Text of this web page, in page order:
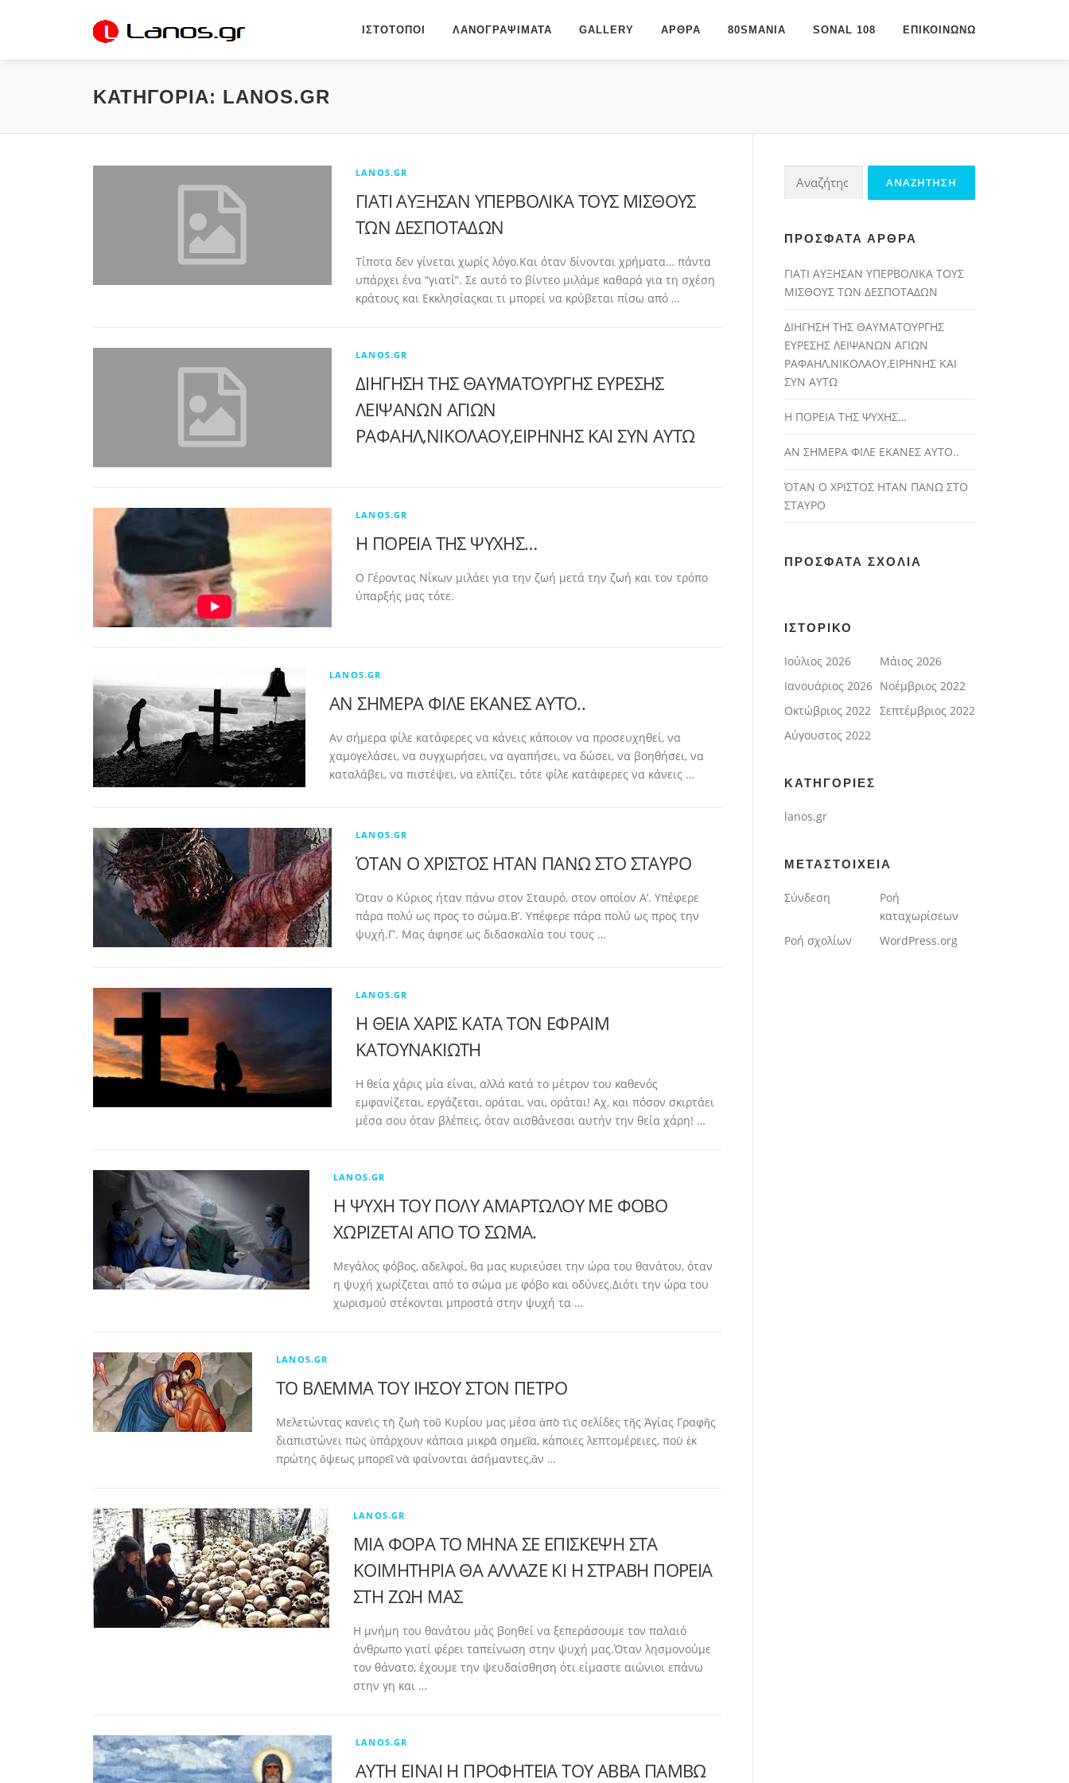
ΙΣΤΟΤΟΠΟΙ ΛΑΝΟΓΡΑΨΙΜΑΤΑ GALLERY ΑΡΘΡΑ 80SMANIA SONAL 108 ΕΠΙΚΟΙΝΩΝΩ
ΚΑΤΗΓΟΡΊΑ: LANOS.GR
LANOS.GR
ΓΙΑΤΙ ΑΥΞΗΣΑΝ ΥΠΕΡΒΟΛΙΚΑ ΤΟΥΣ ΜΙΣΘΟΥΣ
ΤΩΝ ΔΕΣΠΟΤΑΔΩΝ
Τίποτα δεν γίνεται χωρίς λόγο.Και όταν δίνονται χρήματα… πάντα
υπάρχει ένα “γιατί”. Σε αυτό το βίντεο μιλάμε καθαρά για τη σχέση
κράτους και Εκκλησίαςκαι τι μπορεί να κρύβεται πίσω από …
LANOS.GR
ΔΙΗΓΗΣΗ ΤΗΣ ΘΑΥΜΑΤΟΥΡΓΗΣ ΕΥΡΕΣΗΣ
ΛΕΙΨΑΝΩΝ ΑΓΙΩΝ
ΡΑΦΑΗΛ,ΝΙΚΟΛΑΟΥ,ΕΙΡΗΝΗΣ ΚΑΙ ΣΥΝ ΑΥΤΩ
LANOS.GR
Η ΠΟΡΕΙΑ ΤΗΣ ΨΥΧΗΣ…
Ο Γέροντας Νίκων μιλάει για την ζωή μετά την ζωή και τον τρόπο
ύπαρξής μας τότε.
LANOS.GR
ΑΝ ΣΗΜΕΡΑ ΦΙΛΕ ΕΚΑΝΕΣ ΑΥΤΟ..
Αν σήμερα φίλε κατάφερες να κάνεις κάποιον να προσευχηθεί, να
χαμογελάσει, να συγχωρήσει, να αγαπήσει, να δώσει, να βοηθήσει, να
καταλάβει, να πιστέψει, να ελπίζει, τότε φίλε κατάφερες να κάνεις …
LANOS.GR
ΌΤΑΝ Ο ΧΡΙΣΤΟΣ ΗΤΑΝ ΠΑΝΩ ΣΤΟ ΣΤΑΥΡΟ
Όταν ο Κύριος ήταν πάνω στον Σταυρό, στον οποίον Α’. Υπέφερε
πάρα πολύ ως προς το σώμα.Β’. Υπέφερε πάρα πολύ ως προς την
ψυχή.Γ’. Μας άφησε ως διδασκαλία του τους …
LANOS.GR
Η ΘΕΙΑ ΧΑΡΙΣ ΚΑΤΑ ΤΟΝ ΕΦΡΑΙΜ
ΚΑΤΟΥΝΑΚΙΩΤΗ
Η θεία χάρις μία είναι, αλλά κατά το μέτρον του καθενός
εμφανίζεται, εργάζεται, οράται, ναι, οράται! Αχ, και πόσον σκιρτάει
μέσα σου όταν βλέπεις, όταν αισθάνεσαι αυτήν την θεία χάρη! …
LANOS.GR
Η ΨΥΧΗ ΤΟΥ ΠΟΛΥ ΑΜΑΡΤΩΛΟΥ ΜΕ ΦΟΒΟ
ΧΩΡΙΖΕΤΑΙ ΑΠΟ ΤΟ ΣΩΜΑ.
Μεγάλος φόβος, αδελφοί, θα μας κυριεύσει την ώρα του θανάτου, όταν
η ψυχή χωρίζεται από το σώμα με φόβο και οδύνες.Διότι την ώρα του
χωρισμού στέκονται μπροστά στην ψυχή τα …
LANOS.GR
ΤΟ ΒΛΕΜΜΑ ΤΟΥ ΙΗΣΟΥ ΣΤΟΝ ΠΕΤΡΟ
Μελετώντας κανεὶς τὴ ζωὴ τοῦ Κυρίου μας μέσα ἀπὸ τὶς σελίδες τῆς Ἁγίας Γραφῆς
διαπιστώνει πὼς ὑπάρχουν κάποια μικρὰ σημεῖα, κάποιες λεπτομέρειες, ποὺ ἐκ
πρώτης ὄψεως μπορεῖ νὰ φαίνονται ἀσήμαντες,ἂν …
LANOS.GR
ΜΙΑ ΦΟΡΑ ΤΟ ΜΗΝΑ ΣΕ ΕΠΙΣΚΕΨΗ ΣΤΑ
ΚΟΙΜΗΤΗΡΙΑ ΘΑ ΑΛΛΑΖΕ ΚΙ Η ΣΤΡΑΒΗ ΠΟΡΕΙΑ
ΣΤΗ ΖΩΗ ΜΑΣ
Η μνήμη του θανάτου μάς βοηθεί να ξεπεράσουμε τον παλαιό
άνθρωπο γιατί φέρει ταπείνωση στην ψυχή μας.Όταν λησμονούμε
τον θάνατο, έχουμε την ψευδαίσθηση ότι είμαστε αιώνιοι επάνω
στην γη και …
LANOS.GR
ΑΥΤΗ ΕΙΝΑΙ Η ΠΡΟΦΗΤΕΙΑ ΤΟΥ ΑΒΒΑ ΠΑΜΒΩ
Αναζήτηση
για:
ΠΡΌΣΦΑΤΑ ΆΡΘΡΑ
ΓΙΑΤΙ ΑΥΞΗΣΑΝ ΥΠΕΡΒΟΛΙΚΑ ΤΟΥΣ
ΜΙΣΘΟΥΣ ΤΩΝ ΔΕΣΠΟΤΑΔΩΝ
ΔΙΗΓΗΣΗ ΤΗΣ ΘΑΥΜΑΤΟΥΡΓΗΣ
ΕΥΡΕΣΗΣ ΛΕΙΨΑΝΩΝ ΑΓΙΩΝ
ΡΑΦΑΗΛ,ΝΙΚΟΛΑΟΥ,ΕΙΡΗΝΗΣ ΚΑΙ
ΣΥΝ ΑΥΤΩ
Η ΠΟΡΕΙΑ ΤΗΣ ΨΥΧΗΣ…
ΑΝ ΣΗΜΕΡΑ ΦΙΛΕ ΕΚΑΝΕΣ ΑΥΤΟ..
ΌΤΑΝ Ο ΧΡΙΣΤΟΣ ΗΤΑΝ ΠΑΝΩ ΣΤΟ
ΣΤΑΥΡΟ
ΠΡΌΣΦΑΤΑ ΣΧΌΛΙΑ
ΙΣΤΟΡΙΚΌ
Ιούλιος 2026
Μάιος 2026
Ιανουάριος 2026 Νοέμβριος 2022
Οκτώβριος 2022 Σεπτέμβριος 2022
Αύγουστος 2022
KΑΤΗΓΟΡΊΕΣ
lanos.gr
ΜΕΤΑΣΤΟΙΧΕΊΑ
Σύνδεση
Ροή
καταχωρίσεων
Ροή σχολίων
WordPress.org